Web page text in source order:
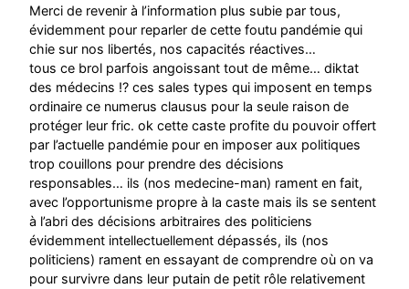
Merci de revenir à l’information plus subie par tous,
évidemment pour reparler de cette foutu pandémie qui
chie sur nos libertés, nos capacités réactives…
tous ce brol parfois angoissant tout de même… diktat
des médecins !? ces sales types qui imposent en temps
ordinaire ce numerus clausus pour la seule raison de
protéger leur fric. ok cette caste profite du pouvoir offert
par l’actuelle pandémie pour en imposer aux politiques
trop couillons pour prendre des décisions
responsables… ils (nos medecine-man) rament en fait,
avec l’opportunisme propre à la caste mais ils se sentent
à l’abri des décisions arbitraires des politiciens
évidemment intellectuellement dépassés, ils (nos
politiciens) rament en essayant de comprendre où on va
pour survivre dans leur putain de petit rôle relativement